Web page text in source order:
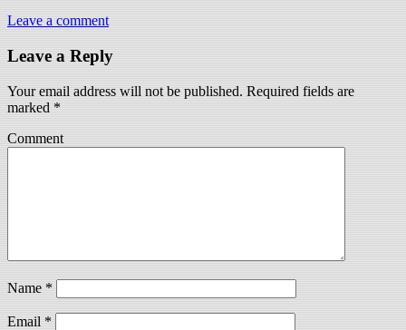
Leave a comment
Leave a Reply
Your email address will not be published. Required fields are
marked *
Comment
Name *
Email *